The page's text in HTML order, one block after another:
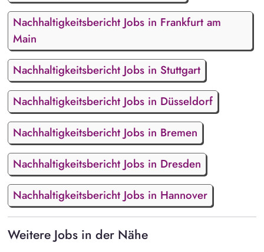
Nachhaltigkeitsbericht Jobs in Frankfurt am
Main
Nachhaltigkeitsbericht Jobs in Stuttgart
Nachhaltigkeitsbericht Jobs in Düsseldorf
Nachhaltigkeitsbericht Jobs in Bremen
Nachhaltigkeitsbericht Jobs in Dresden
Nachhaltigkeitsbericht Jobs in Hannover
Weitere Jobs in der Nähe